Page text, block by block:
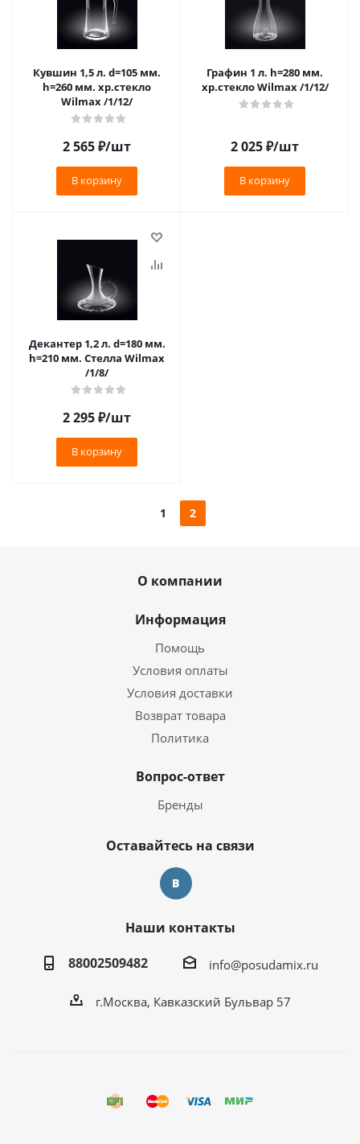
Кувшин 1,5 л. d=105 мм.
h=260 мм. хр.стекло
Wilmax /1/12/
2 565₽/шт
В корзину
Графин 1 л. h=280 мм.
хр.стекло Wilmax /1/12/
2 025₽/шт
В корзину
Декантер 1,2 л. d=180 мм.
h=210 мм. Стелла Wilmax
/1/8/
2 295₽/шт
В корзину
1 2
О компании
Информация
Помощь
Условия оплаты
Условия доставки
Возврат товара
Политика
Вопрос-ответ
Бренды
Оставайтесь на связи
Наши контакты
88002509482
info@posudamix.ru
г.Москва, Кавказский Бульвар 57